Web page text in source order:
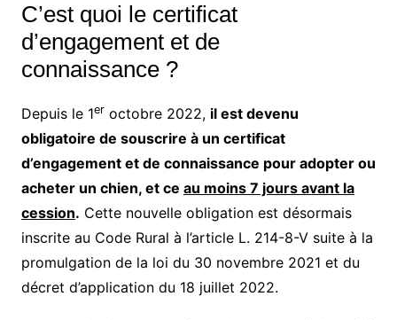
C’est quoi le certificat
d’engagement et de
connaissance ?
Depuis le 1eroctobre 2022, il est devenu
obligatoire de souscrire à un certificat
d’engagement et de connaissance pour adopter ou
acheter un chien, et ce au moins 7 jours avant la
cession. Cette nouvelle obligation est désormais
inscrite au Code Rural à l’article L. 214-8-V suite à la
promulgation de la loi du 30 novembre 2021 et du
décret d’application du 18 juillet 2022.